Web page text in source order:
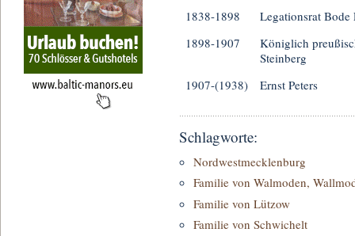
1838-1898
Legationsrat
1898-1907
Königlich
Steinberg
1907-(1938)
Ernst Peters
Schlagworte:
Nordwestmecklenburg
Familie von Walmoden,
Familie von Lützow
Familie von Schwichelt